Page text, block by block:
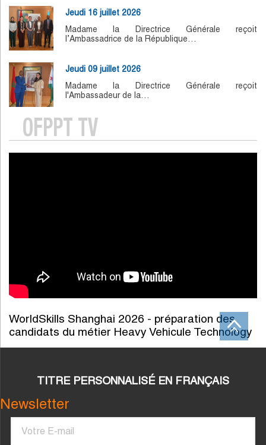
Jeudi 16 juillet 2026
Madame la Directrice Générale reçoit
l’Ambassadrice de la République…
Jeudi 09 juillet 2026
Madame la Directrice Générale reçoit
l'Ambassadeur de la…
OFPPT TV
WorldSkills Shanghai 2026 - préparation des
candidats du métier Heavy Vehicule Technology
TITRE PERSONNALISÉ EN FRANÇAIS
Newsletter
Courriel